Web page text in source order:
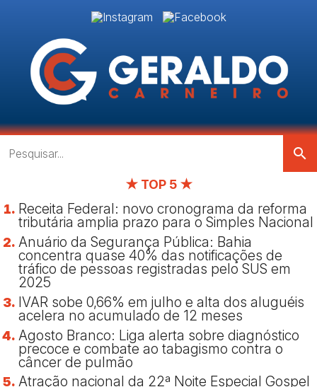
search
★ TOP 5 ★
Receita Federal: novo cronograma da reforma
tributária amplia prazo para o Simples Nacional
Anuário da Segurança Pública: Bahia
concentra quase 40% das notificações de
tráfico de pessoas registradas pelo SUS em
2025
IVAR sobe 0,66% em julho e alta dos aluguéis
acelera no acumulado de 12 meses
Agosto Branco: Liga alerta sobre diagnóstico
precoce e combate ao tabagismo contra o
câncer de pulmão
Atração nacional da 22ª Noite Especial Gospel